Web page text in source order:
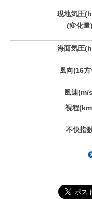
現地気圧
(変化量)
海面気圧
風向(16方
風速(m/
視程
不快指